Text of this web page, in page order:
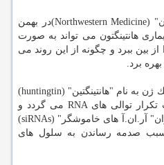
تیم مركز پزشكی "نورث وسترن" (Northwestern Medicine)در بهمن
هانتینگتون می تواند به صورت
بین ببرد و چگونه از این روند می
برد.
بیماری هانتینگتون توسط جهش یك ژن به نام "هانتینگتین" (huntingtin)
تولید می گردد. این جهش سبب تكرار توالی های RNA می گردد و
این توالی های تكراری كه به عنوان" آر.ان.آ های خاموشگر" (siRNAs)
صدمه رساندن به سلول های